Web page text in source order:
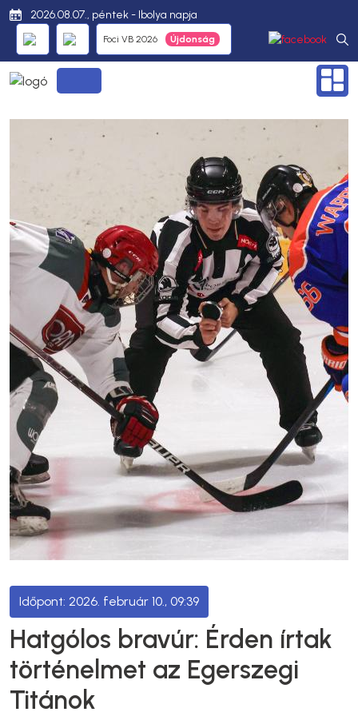
2026.08.07., péntek - Ibolya napja
Foci VB 2026
2026. február 10., 09:39
Hatgólos bravúr: Érden írtak
történelmet az Egerszegi
Titánok